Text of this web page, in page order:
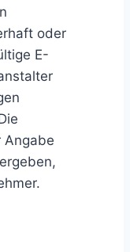
oder
E-
Angabe